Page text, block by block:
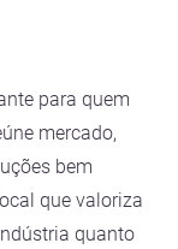
para quem
mercado,
bem
que valoriza
quanto